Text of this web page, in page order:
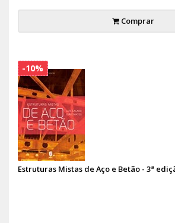
Comprar
Estruturas Mistas de Aço e Betão - 3ª
-10%